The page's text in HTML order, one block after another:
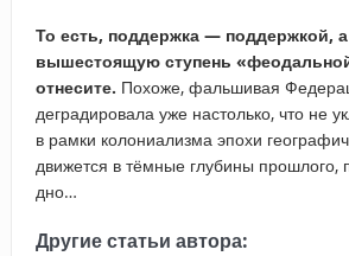
То есть, поддержка — поддержкой,
вышестоящую ступень
отнесите. Похоже, фальшивая
деградировала уже настолько, что не
в рамки колониализма эпохи
движется в тёмные глубины прошлого,
дно…
Другие статьи автора: